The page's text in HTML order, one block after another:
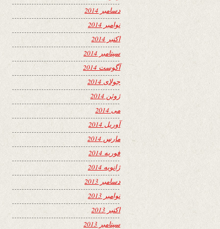
دسامبر 2014
نوامبر 2014
اکتبر 2014
سپتامبر 2014
آگوست 2014
جولای 2014
ژوئن 2014
می 2014
آوریل 2014
مارس 2014
فوریه 2014
ژانویه 2014
دسامبر 2013
نوامبر 2013
اکتبر 2013
سپتامبر 2013